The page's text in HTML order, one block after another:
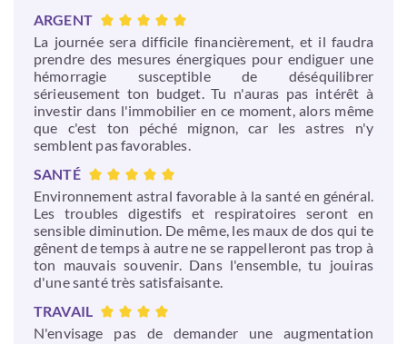
ARGENT
La journée sera difficile financièrement, et il faudra
prendre des mesures énergiques pour endiguer une
hémorragie susceptible de déséquilibrer
sérieusement ton budget. Tu n'auras pas intérêt à
investir dans l'immobilier en ce moment, alors même
que c'est ton péché mignon, car les astres n'y
semblent pas favorables.
SANTÉ
Environnement astral favorable à la santé en général.
Les troubles digestifs et respiratoires seront en
sensible diminution. De même, les maux de dos qui te
gênent de temps à autre ne se rappelleront pas trop à
ton mauvais souvenir. Dans l'ensemble, tu jouiras
d'une santé très satisfaisante.
TRAVAIL
N'envisage pas de demander une augmentation